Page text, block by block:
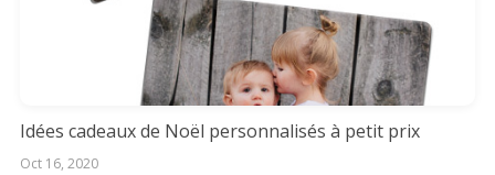
Idées cadeaux de Noël personnalisés à petit prix
Oct 16, 2020